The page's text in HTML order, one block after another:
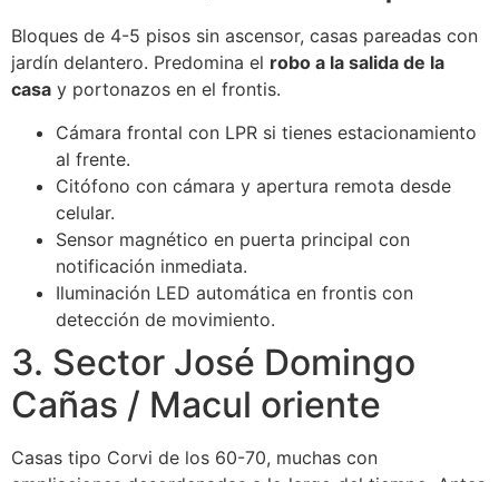
Bloques de 4-5 pisos sin ascensor, casas pareadas con
jardín delantero. Predomina el robo a la salida de la
casa y portonazos en el frontis.
Cámara frontal con LPR si tienes estacionamiento
al frente.
Citófono con cámara y apertura remota desde
celular.
Sensor magnético en puerta principal con
notificación inmediata.
Iluminación LED automática en frontis con
detección de movimiento.
3. Sector José Domingo
Cañas / Macul oriente
Casas tipo Corvi de los 60-70, muchas con